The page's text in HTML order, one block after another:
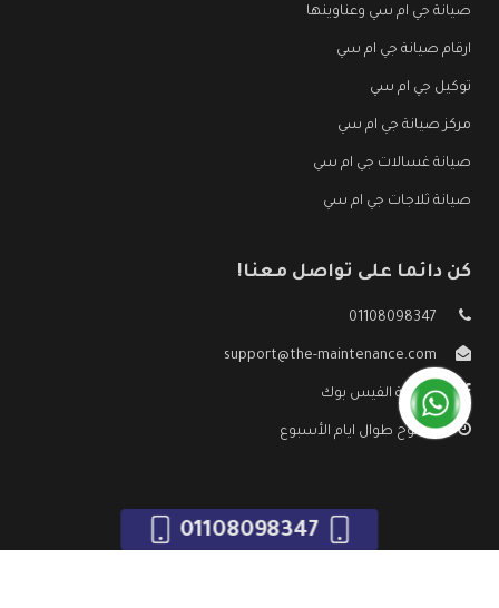
صيانة جي ام سي وعناوينها
ارقام صيانة جي ام سي
توكيل جي ام سي
مركز صيانة جي ام سي
صيانة غسالات جي ام سي
صيانة ثلاجات جي ام سي
كن دائما على تواصل معنا!
01108098347
support@the-maintenance.com
صفحة الفيس بوك
مفتوح طوال ايام الأسبوع
01108098347